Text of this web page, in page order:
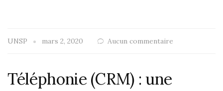
UNSP mars 2, 2020 Aucun commentaire
Téléphonie (CRM) : une